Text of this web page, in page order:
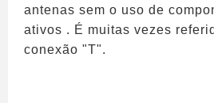
antenas sem o uso de
ativos . É muitas vezes
conexão "T".